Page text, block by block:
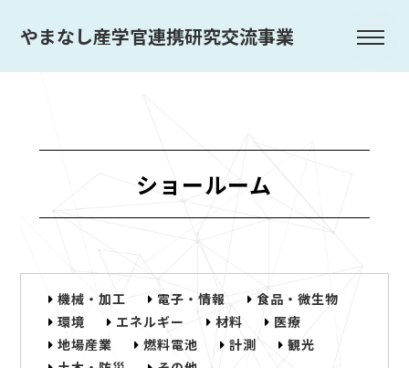
やまなし産学官連携研究交流事業
ショールーム
機械・加工 電子・情報
食品・微生物
環境
エネルギー 材料
医療
地場産業
燃料電池 計測
観光